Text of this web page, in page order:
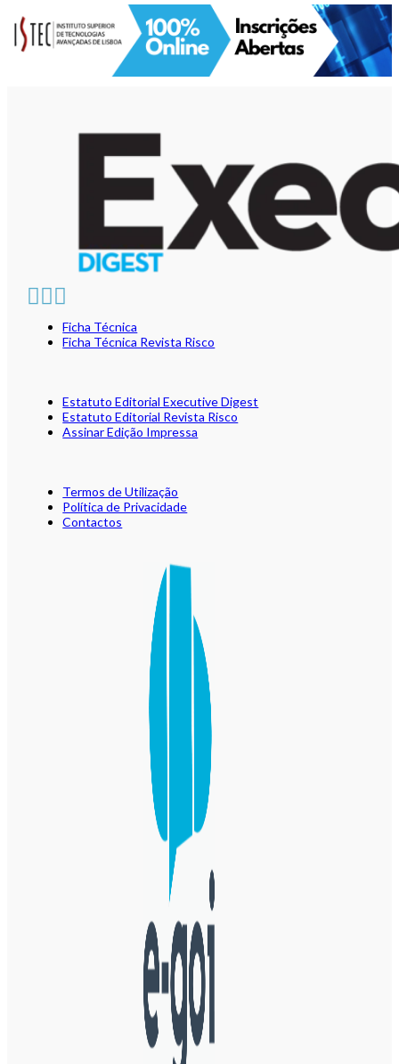
Ficha Técnica
Ficha Técnica Revista Risco
Estatuto Editorial Executive Digest
Estatuto Editorial Revista Risco
Assinar Edição Impressa
Termos de Utilização
Política de Privacidade
Contactos